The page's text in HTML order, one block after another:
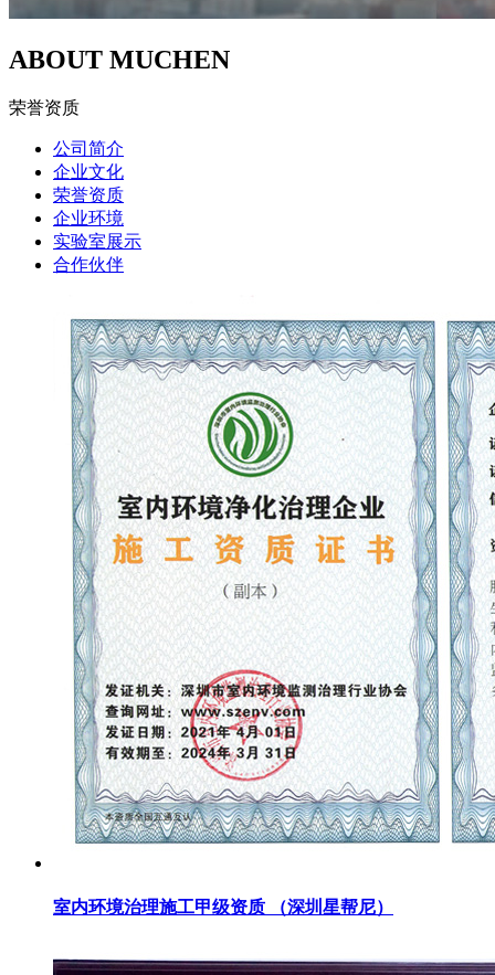
ABOUT MUCHEN
荣誉资质
公司简介
企业文化
荣誉资质
企业环境
实验室展示
合作伙伴
室内环境治理施工甲级资质 （深圳星帮尼）